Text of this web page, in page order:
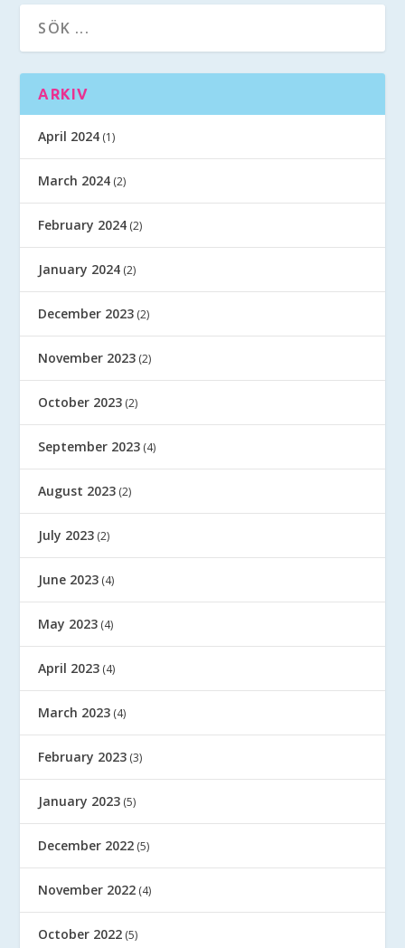
ARKIV
April 2024 (1)
March 2024 (2)
February 2024 (2)
January 2024 (2)
December 2023 (2)
November 2023 (2)
October 2023 (2)
September 2023 (4)
August 2023 (2)
July 2023 (2)
June 2023 (4)
May 2023 (4)
April 2023 (4)
March 2023 (4)
February 2023 (3)
January 2023 (5)
December 2022 (5)
November 2022 (4)
October 2022 (5)